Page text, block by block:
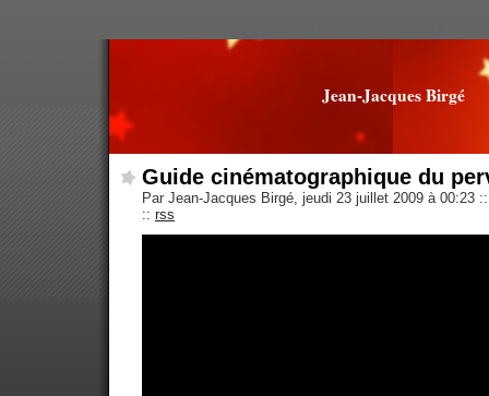
Jean-Jacques Birgé
Guide cinématographique du
Par Jean-Jacques Birgé, jeudi 23 juillet 2009 à 00:23 ::
:: rss